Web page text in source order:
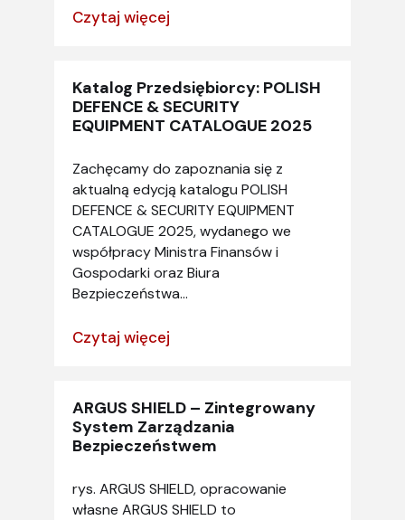
Czytaj więcej
Katalog Przedsiębiorcy: POLISH
DEFENCE & SECURITY
EQUIPMENT CATALOGUE 2025
Zachęcamy do zapoznania się z
aktualną edycją katalogu POLISH
DEFENCE & SECURITY EQUIPMENT
CATALOGUE 2025, wydanego we
współpracy Ministra Finansów i
Gospodarki oraz Biura
Bezpieczeństwa...
Czytaj więcej
ARGUS SHIELD – Zintegrowany
System Zarządzania
Bezpieczeństwem
rys. ARGUS SHIELD, opracowanie
własne ARGUS SHIELD to